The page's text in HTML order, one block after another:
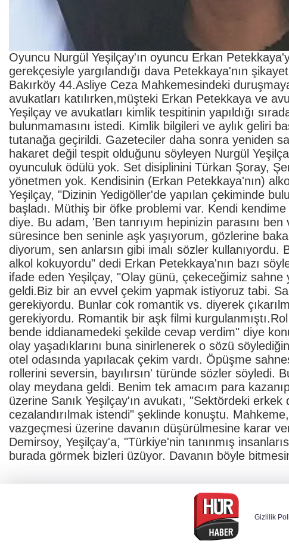
Oyuncu Nurgül Yeşilçay'ın oyuncu Erkan
gerekçesiyle yargılandığı dava Petekkaya'nın
Bakırköy 44.Asliye Ceza Mahkemesindeki
avukatları katılırken,müşteki Erkan Petekkaya ve
Yeşilçay ve avukatları kimlik tespitinin yapıldığı
bulunmamasını istedi. Kimlik bilgileri ve aylık geliri
tutanağa geçirildi. Gazeteciler daha sonra yeniden
hakaret değil tespit olduğunu söyleyen Nurgül
oyunculuk ödülü yok. Set disiplinini Türkan Şoray,
yönetmen yok. Kendisinin (Erkan Petekkaya'nın)
Yeşilçay, "Dizinin Yedigöller'de yapılan çekiminde
başladı. Müthiş bir öfke problemi var. Kendi
diye. Bu adam, 'Ben tanrıyım hepinizin parasını
süresince ben seninle aşk yaşıyorum, gözlerine
diyorum, sen anlarsın gibi imalı sözler
alkol kokuyordu" dedi Erkan Petekkaya'nın bazı
ifade eden Yeşilçay, "Olay günü, çekeceğimiz
geldi.Biz bir an evvel çekim yapmak istiyoruz tabi.
gerekiyordu. Bunlar cok romantik vs. diyerek
gerekiyordu. Romantik bir aşk filmi
bende iddianamedeki şekilde cevap verdim" diye
olay yaşadıklarını buna sinirlenerek o sözü
otel odasında yapılacak çekim vardı. Öpüşme
rollerini seversin, bayılırsın' türünde sözler söyledi.
olay meydana geldi. Benim tek amacım para
üzerine Sanık Yeşilçay'ın avukatı, "Sektördeki erkek
cezalandırılmak istendi" şeklinde konuştu.
vazgeçmesi üzerine davanın düşürülmesine karar
Demirsoy, Yeşilçay'a, "Türkiye'nin tanınmış
burada görmek bizleri üzüyor. Davanın böyle
Gizlilik